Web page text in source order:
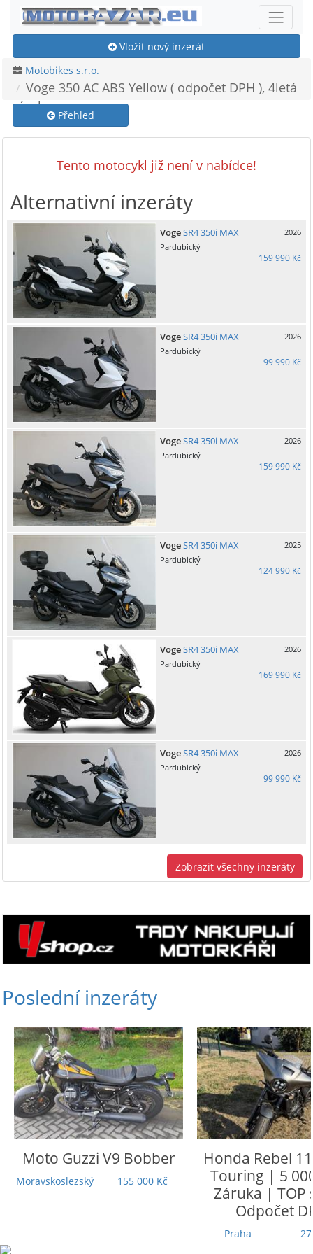
Vložit nový inzerát
Motobikes s.r.o.
Voge 350 AC ABS Yellow ( odpočet DPH ), 4letá
záruka
Přehled
Tento motocykl již není v nabídce!
Alternativní inzeráty
VogeSR4 350i MAX
2026
Pardubický
159 990 Kč
VogeSR4 350i MAX
2026
Pardubický
99 990 Kč
VogeSR4 350i MAX
2026
Pardubický
159 990 Kč
VogeSR4 350i MAX
2025
Pardubický
124 990 Kč
VogeSR4 350i MAX
2026
Pardubický
169 990 Kč
VogeSR4 350i MAX
2026
Pardubický
99 990 Kč
Zobrazit všechny inzeráty
Poslední inzeráty
Moto GuzziV9 Bobber
Moravskoslezský 155 000 Kč
HondaRebel
Touring | 5
Záruka | TOP
Odpočet
Praha